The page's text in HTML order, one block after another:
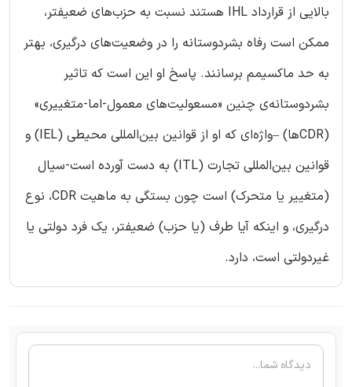
بالایی از قرارداد IHL هستند نسبت به حزب‌های ضعیفتر،
ممکن است رفاه بشردوستانه را در وضعیت‌های درگیری، بهتر
به حد ماکسیمم برسانند. پاسخ او این است که تاثیر
بشردوستانه‌ی چنین «مسعولیت‌های معمول-اما-متغییری»
(CDRها) –واژه‌ای که او از قوانین بین‌المللی محیطی (IEL) و
قوانین بین‌المللی تجارت (ITL) به دست آورده است-سیال
(متغییر یا متحرک) است چون بستگی به ماهیت CDR، نوع
درگیری، و اینکه آیا طرف (یا حزب) ضعیفتر، یک فرد دولتی یا
غیردولتی است، دارد.